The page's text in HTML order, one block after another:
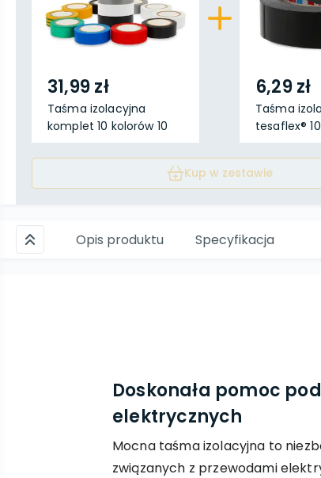
31,99 zł
Taśma izolacyjna
komplet 10 kolorów 10
m...
6,29 zł
Taśma
tesaflex®
...
Kup w zestawie
Opis produktu Specyfikacja
Doskonała pomoc
elektrycznych
Mocna taśma izolacyjna to
związanych z przewodami